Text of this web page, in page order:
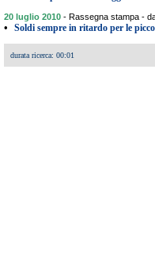
20 luglio 2010 - Rassegna stampa -
• Soldi sempre in ritardo per le
durata ricerca: 00:01